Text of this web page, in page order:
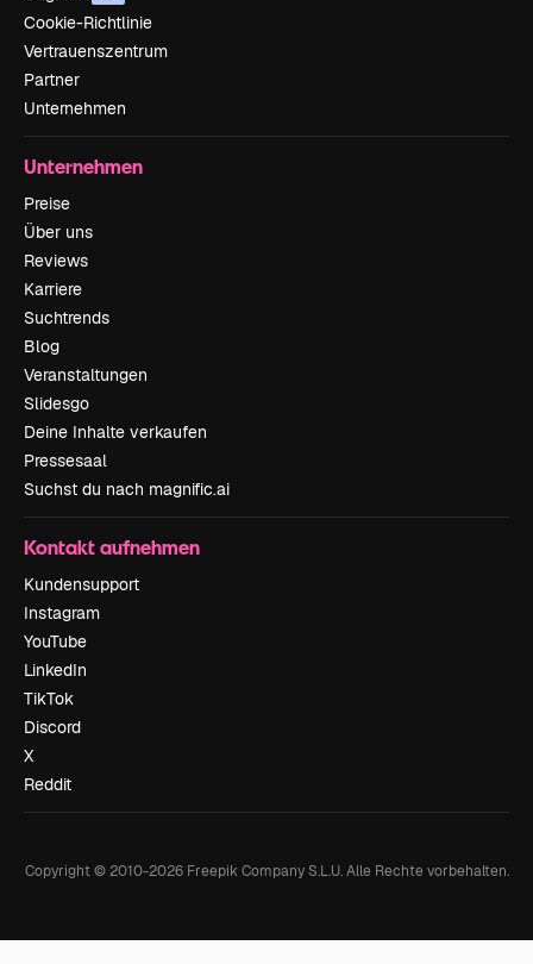
Cookie-Richtlinie
Vertrauenszentrum
Partner
Unternehmen
Unternehmen
Preise
Über uns
Reviews
Karriere
Suchtrends
Blog
Veranstaltungen
Slidesgo
Deine Inhalte verkaufen
Pressesaal
Suchst du nach magnific.ai
Kontakt aufnehmen
Kundensupport
Instagram
YouTube
LinkedIn
TikTok
Discord
X
Reddit
Copyright © 2010-2026Freepik Company S.L.U. Alle Rechte vorbehalten.